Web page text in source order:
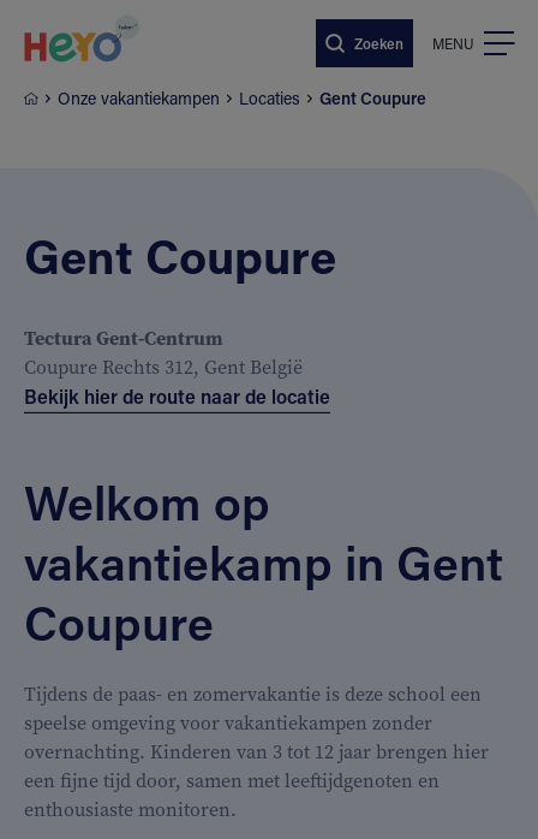
Zoeken MENU
Onze vakantiekampen Locaties Gent Coupure
Gent Coupure
Tectura Gent-Centrum
Coupure Rechts 312, Gent België
Bekijk hier de route naar de locatie
Welkom op
vakantiekamp in Gent
Coupure
Tijdens de paas- en zomervakantie is deze school een
speelse omgeving voor vakantiekampen zonder
overnachting. Kinderen van 3 tot 12 jaar brengen hier
een fijne tijd door, samen met leeftijdgenoten en
enthousiaste monitoren.